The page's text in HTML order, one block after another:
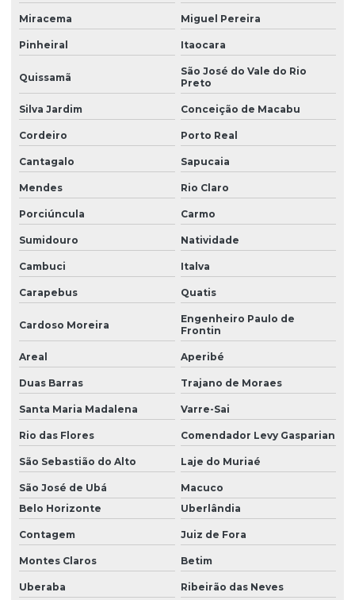
Laudo nr 15
Laudo pericial insalubridade
Laudo pericial de periculosidade
Laudo pericial trabalhista insalubridade
Laudo de periculosidade e insalubridade
Laudo de periculosidade nr
Laudo pgr esocial
Laudo de para raios spda
Laudo de ruído ambiental
Laudo de ruído externo
Laudo spda e aterramento
Laudo spda periodicidade
Laudo técnico instalações elétricas
Laudo técnico ltcat
Laudo técnico de periculosidade
Laudo técnico spda
Miracema Miguel Pereira
Pinheiral Itaocara
Quissamã
São José do Vale do Rio
Preto
Silva Jardim Conceição de Macabu
Cordeiro Porto Real
Cantagalo Sapucaia
Mendes Rio Claro
Porciúncula Carmo
Sumidouro Natividade
Cambuci Italva
Carapebus Quatis
Cardoso Moreira
Engenheiro Paulo de
Frontin
Areal Aperibé
Duas Barras Trajano de Moraes
Santa Maria Madalena Varre-Sai
Rio das Flores Comendador Levy Gasparian
São Sebastião do Alto Laje do Muriaé
São José de Ubá
Macuco
Belo Horizonte
Uberlândia
Contagem Juiz de Fora
Montes Claros Betim
Uberaba Ribeirão das Neves